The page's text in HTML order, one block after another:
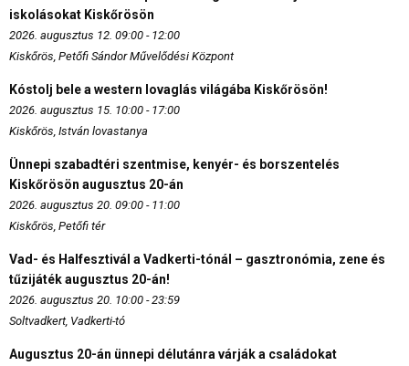
iskolásokat Kiskőrösön
2026. augusztus 12. 09:00 - 12:00
Kiskőrös, Petőfi Sándor Művelődési Központ
Kóstolj bele a western lovaglás világába Kiskőrösön!
2026. augusztus 15. 10:00 - 17:00
Kiskőrös, István lovastanya
Ünnepi szabadtéri szentmise, kenyér- és borszentelés
Kiskőrösön augusztus 20-án
2026. augusztus 20. 09:00 - 11:00
Kiskőrös, Petőfi tér
Vad- és Halfesztivál a Vadkerti-tónál – gasztronómia, zene és
tűzijáték augusztus 20-án!
2026. augusztus 20. 10:00 - 23:59
Soltvadkert, Vadkerti-tó
Augusztus 20-án ünnepi délutánra várják a családokat